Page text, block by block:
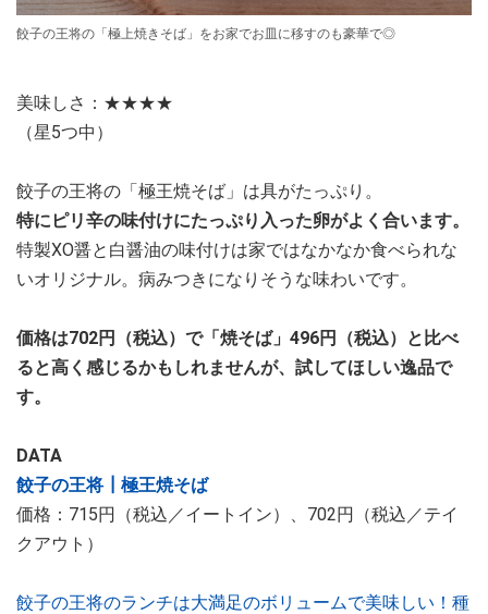
餃子の王将の「極上焼きそば」をお家でお皿に移すのも豪華で◎
美味しさ：★★★★
（星5つ中）
餃子の王将の「極王焼そば」は具がたっぷり。
特にピリ辛の味付けにたっぷり入った卵がよく合います。
特製XO醤と白醤油の味付けは家ではなかなか食べられな
いオリジナル。病みつきになりそうな味わいです。
価格は702円（税込）で「焼そば」496円（税込）と比べ
ると高く感じるかもしれませんが、試してほしい逸品で
す。
DATA
餃子の王将┃極王焼そば
価格：715円（税込／イートイン）、702円（税込／テイ
クアウト）
餃子の王将のランチは大満足のボリュームで美味しい！種